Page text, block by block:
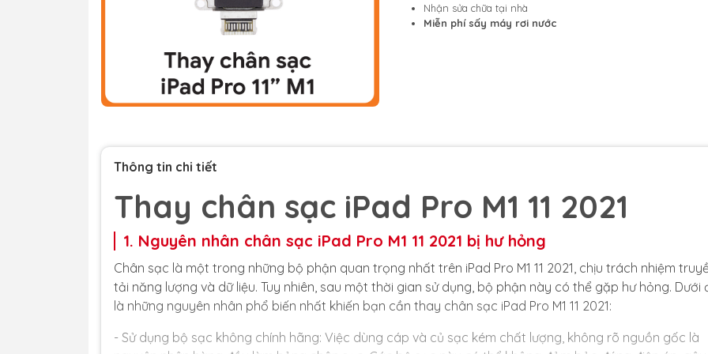
Nhận sửa chữa tại nhà
Miễn phí sấy máy rơi nước
Thông tin chi tiết
Thay chân sạc iPad Pro M1 11 2021
1. Nguyên nhân chân sạc iPad Pro M1 11 2021 bị hư hỏng
Chân sạc là một trong những bộ phận quan trọng nhất trên iPad Pro M1 11 2021, chịu trách nhiệm
tải năng lượng và dữ liệu. Tuy nhiên, sau một thời gian sử dụng, bộ phận này có thể gặp hư hỏng. Dưới
là những nguyên nhân phổ biến nhất khiến bạn cần thay chân sạc iPad Pro M1 11 2021:
- Sử dụng bộ sạc không chính hãng: Việc dùng cáp và củ sạc kém chất lượng, không rõ nguồn gốc là